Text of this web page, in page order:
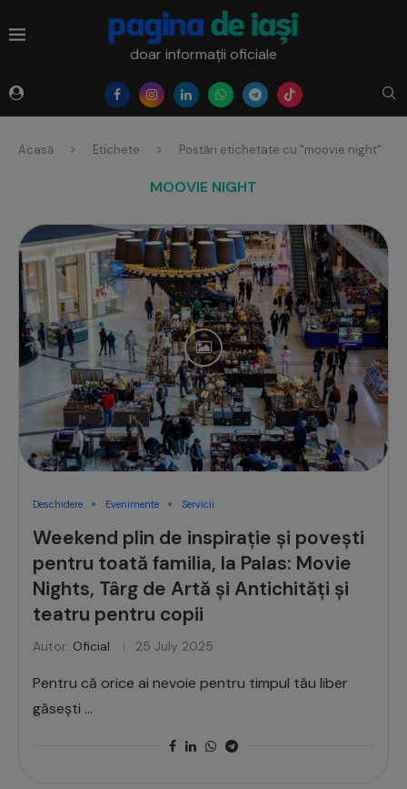
doar informații oficiale
Acasă Etichete Postări etichetate cu "moovie night"
MOOVIE NIGHT
Deschidere Evenimente Servicii
Weekend plin de inspirație și povești
pentru toată familia, la Palas: Movie
Nights, Târg de Artă și Antichități și
teatru pentru copii
Autor: Oficial 25 July 2025
Pentru că orice ai nevoie pentru timpul tău liber
găsești …